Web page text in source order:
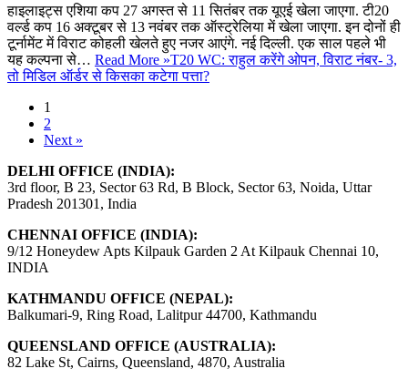
हाइलाइट्स एशिया कप 27 अगस्त से 11 सितंबर तक यूएई खेला जाएगा. टी20
वर्ल्ड कप 16 अक्टूबर से 13 नवंबर तक ऑस्ट्रेलिया में खेला जाएगा. इन दोनों ही
टूर्नामेंट में विराट कोहली खेलते हुए नजर आएंगे. नई दिल्ली. एक साल पहले भी
यह कल्पना से… Read More »T20 WC: राहुल करेंगे ओपन, विराट नंबर- 3,
तो मिडिल ऑर्डर से किसका कटेगा पत्ता?
1
2
Next »
DELHI OFFICE (INDIA):
3rd floor, B 23, Sector 63 Rd, B Block, Sector 63, Noida, Uttar
Pradesh 201301, India
CHENNAI OFFICE (INDIA):
9/12 Honeydew Apts Kilpauk Garden 2 At Kilpauk Chennai 10,
INDIA
KATHMANDU OFFICE (NEPAL):
Balkumari-9, Ring Road, Lalitpur 44700, Kathmandu
QUEENSLAND OFFICE (AUSTRALIA):
82 Lake St, Cairns, Queensland, 4870, Australia